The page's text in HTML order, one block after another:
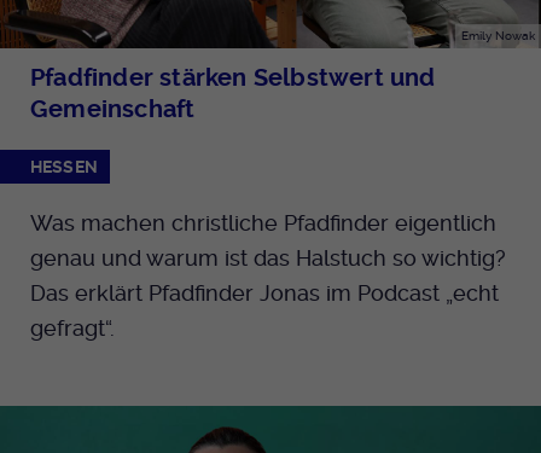
Emily Nowak
Pfadfinder stärken Selbstwert und
Gemeinschaft
HESSEN
Was machen christliche Pfadfinder eigentlich
genau und warum ist das Halstuch so wichtig?
Das erklärt Pfadfinder Jonas im Podcast „echt
gefragt“.